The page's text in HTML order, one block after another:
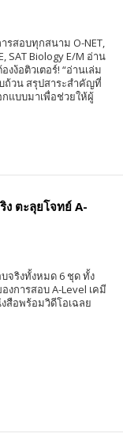
สอบทุกสนาม O-NET,
SAT Biology E/M อ่าน
ง้อติวเตอร์! “อ่านเล่ม
ถ้วน สรุปสาระสำคัญที่
แบบมาเพื่อช่วยให้ผู้
ตะลุยโจทย์ A-
จริงทั้งหมด 6 ชุด ทั้ง
การสอบ A-Level เคมี
สือพร้อมวิดีโอเฉลย